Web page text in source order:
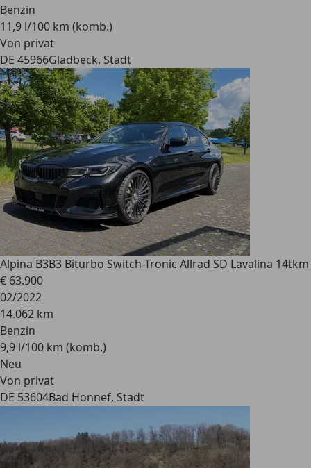
Benzin
11,9 l/100 km (komb.)
Von privat
DE 45966Gladbeck, Stadt
Alpina B3B3 Biturbo Switch-Tronic Allrad SD Lavalina 14tkm
€ 63.900
02/2022
14.062 km
Benzin
9,9 l/100 km (komb.)
Neu
Von privat
DE 53604Bad Honnef, Stadt